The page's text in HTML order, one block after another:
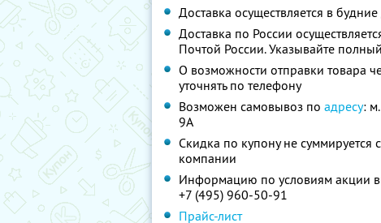
Доставка осуществляется в
Доставка по России
Почтой России. Указывайте
О возможности отправки товара
уточнять по телефону
Возможен самовывоз по адресу:
9А
Скидка по купону не
компании
Информацию по условиям акции
+7 (495) 960-50-91
Прайс-лист